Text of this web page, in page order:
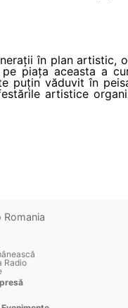
în plan artistic,
piața aceasta a
puțin văduvit în
artistice
Romania
Radio